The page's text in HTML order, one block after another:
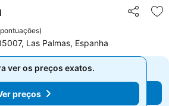
Partilhar
)
Las Palmas, Espanha
ver os preços exatos.
Ver preços
ver os preços exatos.
preços